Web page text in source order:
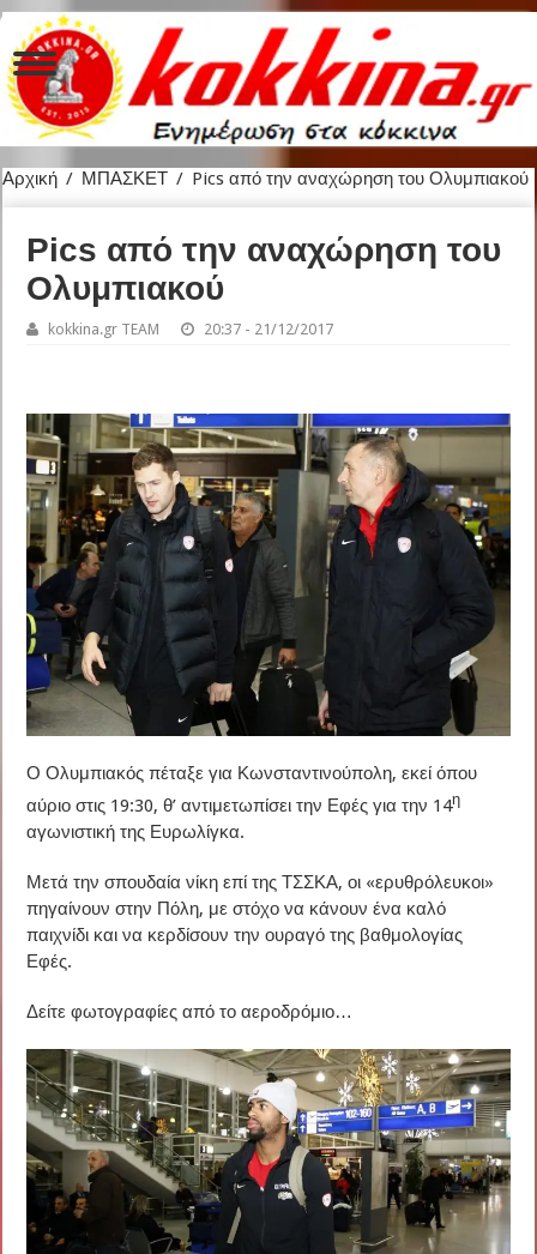
Αρχική / ΜΠΑΣΚΕΤ / Pics από την αναχώρηση του Ολυμπιακού
Pics από την αναχώρηση του
Ολυμπιακού
kokkina.gr TEAM 20:37 - 21/12/2017
Ο Ολυμπιακός πέταξε για Κωνσταντινούπολη, εκεί όπου
αύριο στις 19:30, θ’ αντιμετωπίσει την Εφές για την 14η
αγωνιστική της Ευρωλίγκα.
Μετά την σπουδαία νίκη επί της ΤΣΣΚΑ, οι «ερυθρόλευκοι»
πηγαίνουν στην Πόλη, με στόχο να κάνουν ένα καλό
παιχνίδι και να κερδίσουν την ουραγό της βαθμολογίας
Εφές.
Δείτε φωτογραφίες από το αεροδρόμιο…